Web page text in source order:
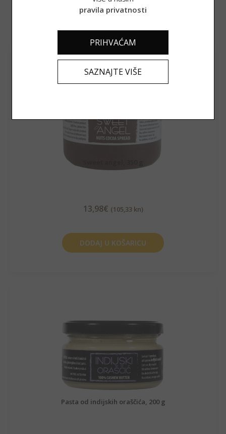
Povezani proizvodi
13,98€ (105,33 kn)
DODAJ U KOŠARICU
Pasta od indijskih oraščića, 200 g
pravila privatnosti
PRIHVAĆAM
SAZNAJTE VIŠE